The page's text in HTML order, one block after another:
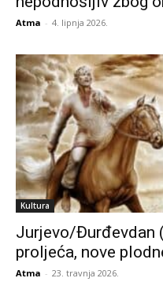
Atma - 4. lipnja 2026.
Kultura
Jurjevo/Đurđevdan
proljeća, nove
Atma - 23. travnja 2026.